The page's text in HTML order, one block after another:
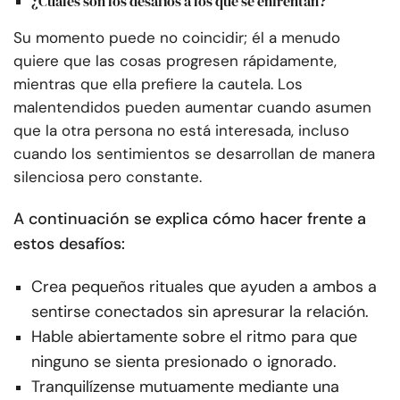
Su momento puede no coincidir; él a menudo
quiere que las cosas progresen rápidamente,
mientras que ella prefiere la cautela. Los
malentendidos pueden aumentar cuando asumen
que la otra persona no está interesada, incluso
cuando los sentimientos se desarrollan de manera
silenciosa pero constante.
A continuación se explica cómo hacer frente a
estos desafíos:
Crea pequeños rituales que ayuden a ambos a
sentirse conectados sin apresurar la relación.
Hable abiertamente sobre el ritmo para que
ninguno se sienta presionado o ignorado.
Tranquilízense mutuamente mediante una